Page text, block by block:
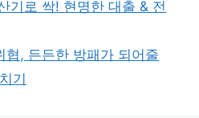
기로 싹! 현명한 대출 & 전
협, 든든한 방패가 되어줄
기